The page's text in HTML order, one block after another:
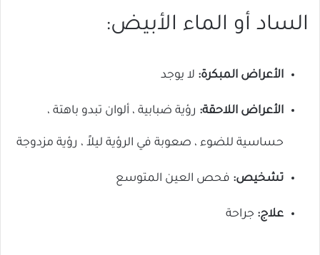
الساد أو الماء الأبيض:
الأعراض المبكرة: لا يوجد
الأعراض اللاحقة: رؤية ضبابية ، ألوان تبدو باهتة ،
حساسية للضوء ، صعوبة في الرؤية ليلاً ، رؤية مزدوجة
تشخيص: فحص العين المتوسع
علاج: جراحة